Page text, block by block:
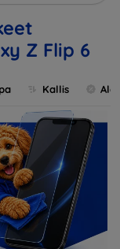
Z Flip 6
Kallis